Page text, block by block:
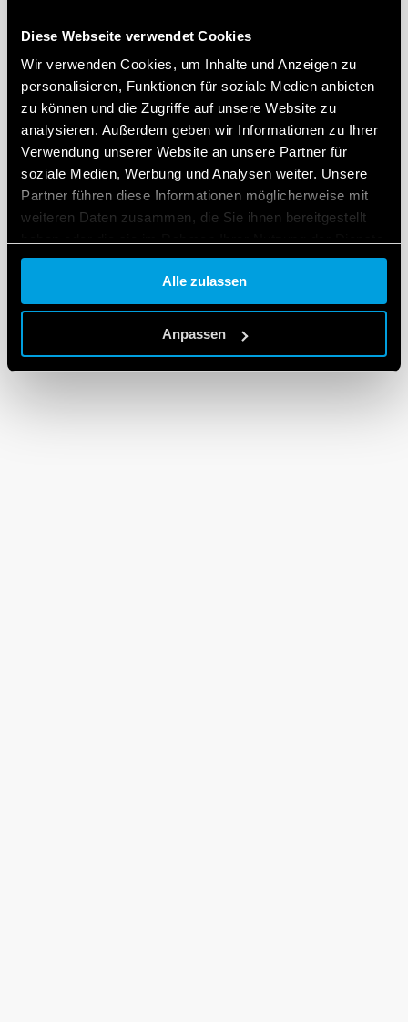
Diese Webseite verwendet Cookies
Wir verwenden Cookies, um Inhalte und Anzeigen zu
personalisieren, Funktionen für soziale Medien anbieten
zu können und die Zugriffe auf unsere Website zu
analysieren. Außerdem geben wir Informationen zu Ihrer
Verwendung unserer Website an unsere Partner für
soziale Medien, Werbung und Analysen weiter. Unsere
Partner führen diese Informationen möglicherweise mit
weiteren Daten zusammen, die Sie ihnen bereitgestellt
gesammelt haben.
Cookie policy.
Alle zulassen
Anpassen